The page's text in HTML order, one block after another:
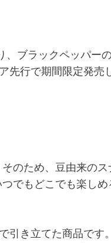
ブラックペッパーの
先行で期間限定発売
のため、豆由来のス
でもどこでも楽しめ
引き立てた商品です